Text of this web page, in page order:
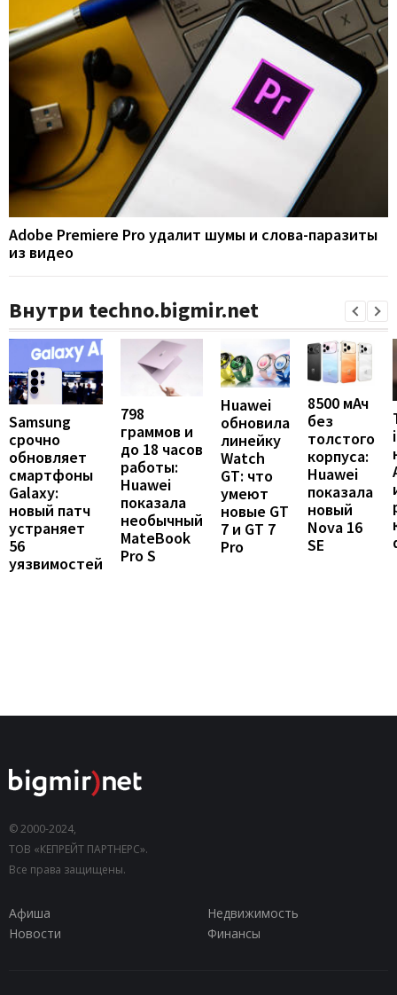
Adobe Premiere Pro удалит шумы и слова-паразиты
из видео
Внутри techno.bigmir.net
Samsung
срочно
обновляет
смартфоны
Galaxy:
новый патч
устраняет
56
уязвимостей
798
граммов и
до 18 часов
работы:
Huawei
показала
необычный
MateBook
Pro S
Huawei
обновила
линейку
Watch
GT: что
умеют
новые GT
7 и GT 7
Pro
8500 мАч
без
толстого
корпуса:
Huawei
показала
новый
Nova 16
SE
© 2000-2024,
ТОВ «КЕПРЕЙТ ПАРТНЕРС».
Все права защищены.
Афиша
Недвижимость
Новости
Финансы